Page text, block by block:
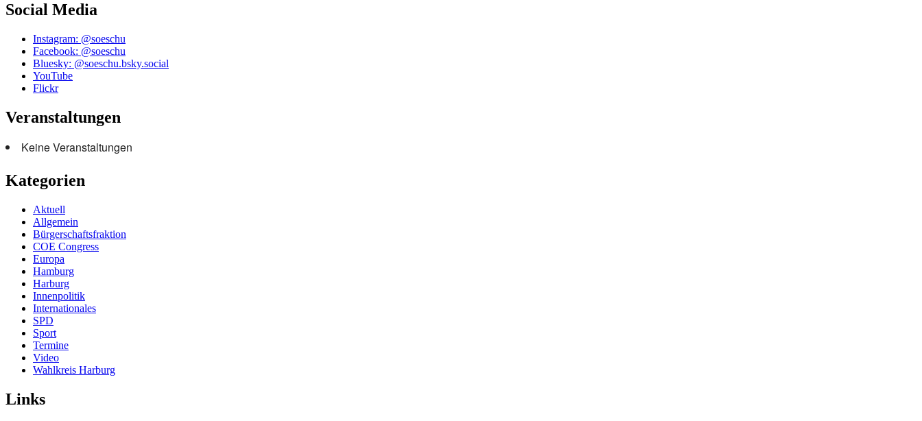
Social Media
Instagram: @soeschu
Facebook: @soeschu
Bluesky: @soeschu.bsky.social
YouTube
Flickr
Veranstaltungen
Keine Veranstaltungen
Kategorien
Aktuell
Allgemein
Bürgerschaftsfraktion
COE Congress
Europa
Hamburg
Harburg
Innenpolitik
Internationales
SPD
Sport
Termine
Video
Wahlkreis Harburg
Links